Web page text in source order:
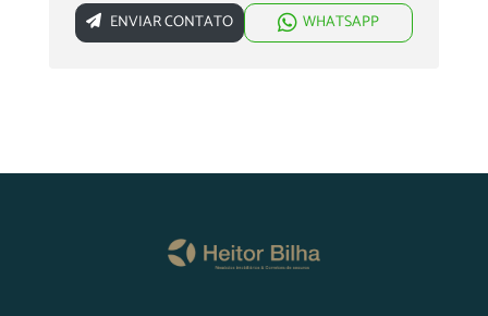
ENVIAR CONTATO WHATSAPP